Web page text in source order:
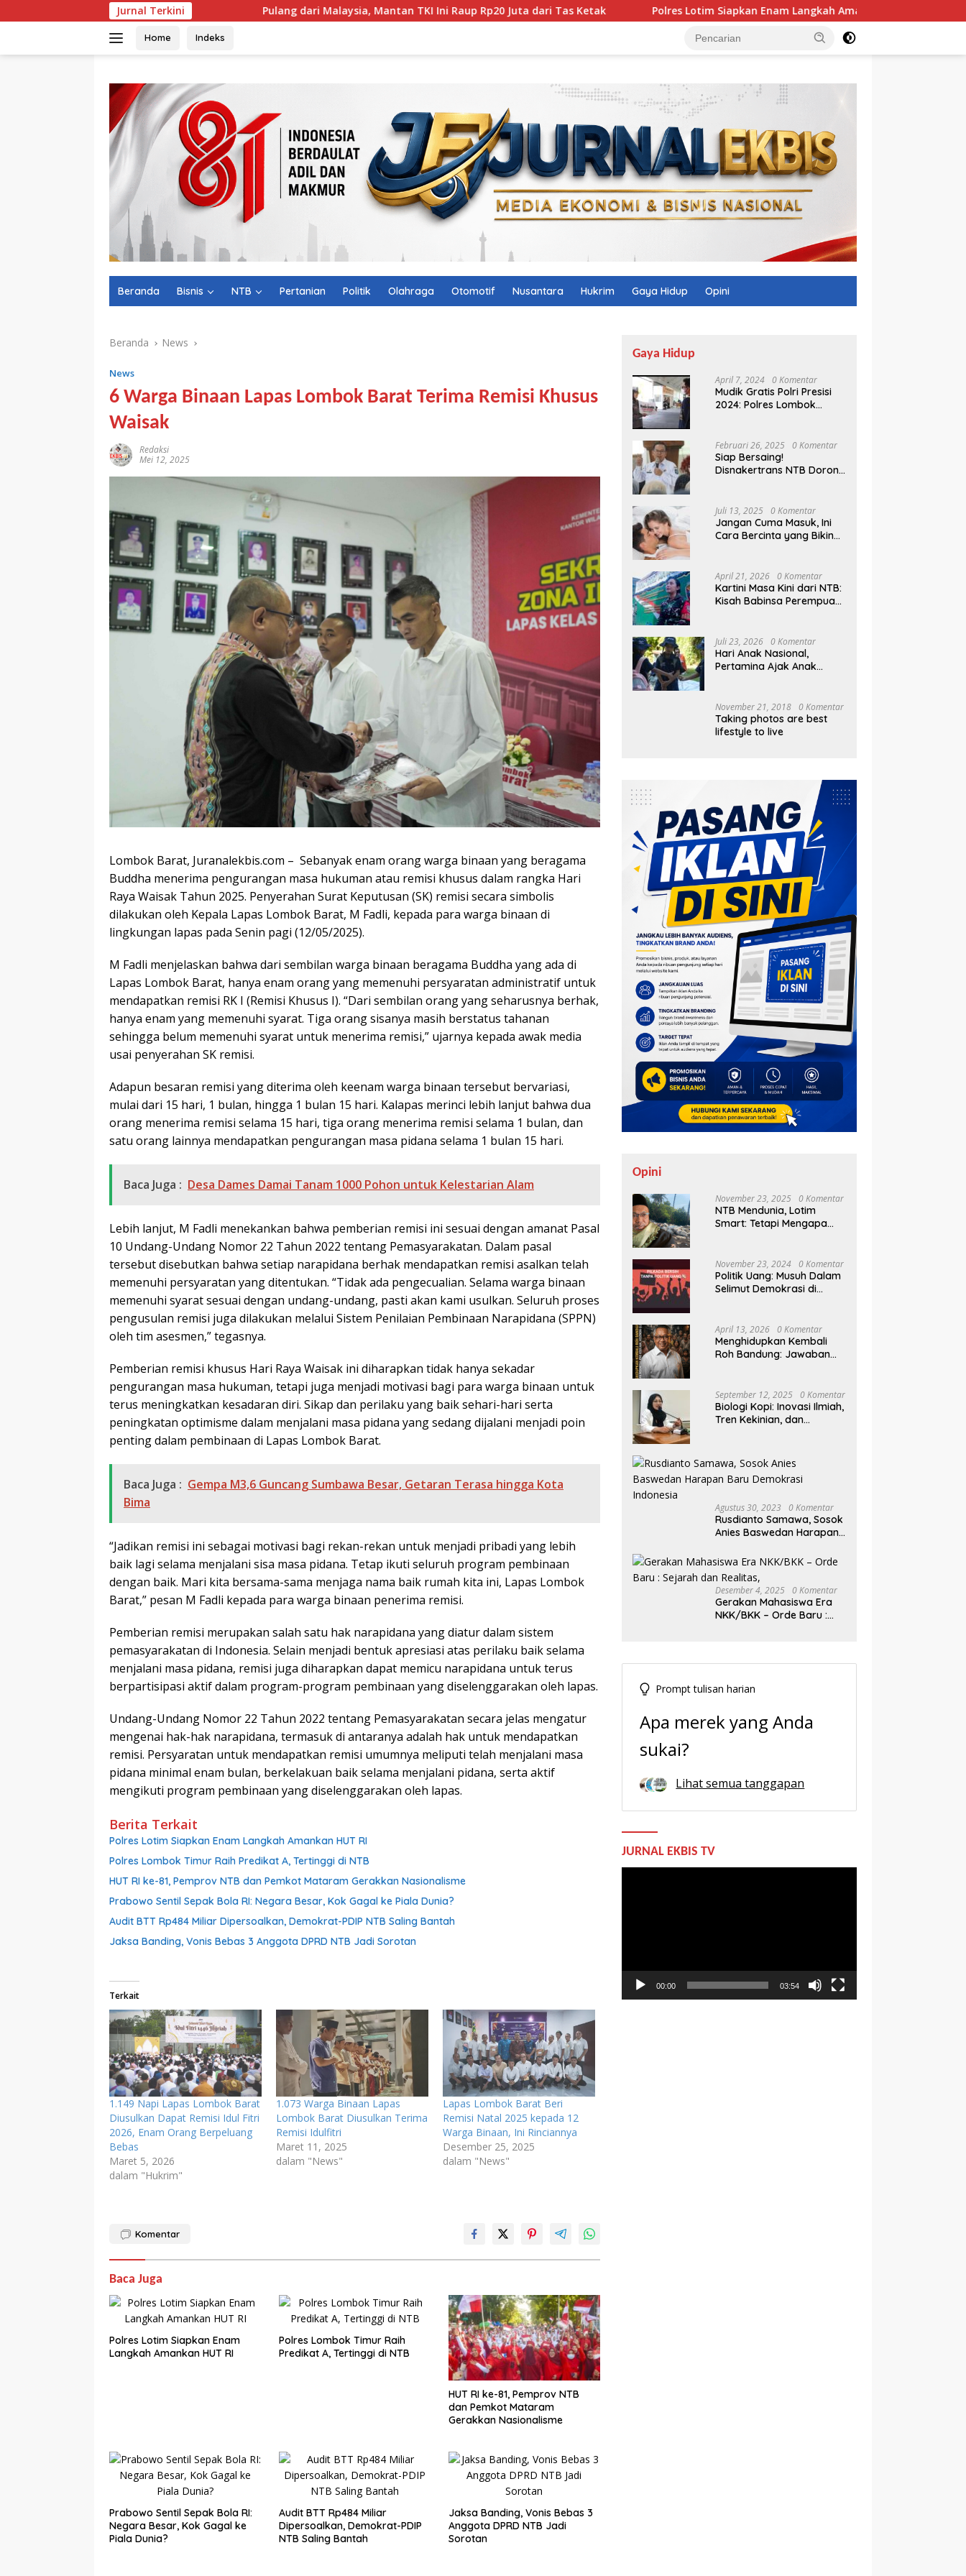
ke
Jurnal TerkiniPulang dari Malaysia, Mantan TKI Ini Raup Rp20 Juta dari Tas Ketak Polres Lotim Siapkan Enam Langkah Amankan HUT RI
Home Indeks
Beranda Bisnis NTB Pertanian Politik Olahraga Otomotif Nusantara Hukrim Gaya Hidup Opini
Beranda News
News
6 Warga Binaan Lapas Lombok Barat Terima Remisi Khusus
Waisak
Redaksi
Mei 12, 2025
Lombok Barat, Juranalekbis.com – Sebanyak enam orang warga binaan yang beragama
Buddha menerima pengurangan masa hukuman atau remisi khusus dalam rangka Hari
Raya Waisak Tahun 2025. Penyerahan Surat Keputusan (SK) remisi secara simbolis
dilakukan oleh Kepala Lapas Lombok Barat, M Fadli, kepada para warga binaan di
lingkungan lapas pada Senin pagi (12/05/2025).
M Fadli menjelaskan bahwa dari sembilan warga binaan beragama Buddha yang ada di
Lapas Lombok Barat, hanya enam orang yang memenuhi persyaratan administratif untuk
mendapatkan remisi RK I (Remisi Khusus I). “Dari sembilan orang yang seharusnya berhak,
hanya enam yang memenuhi syarat. Tiga orang sisanya masih berstatus tahanan
sehingga belum memenuhi syarat untuk menerima remisi,” ujarnya kepada awak media
usai penyerahan SK remisi.
Adapun besaran remisi yang diterima oleh keenam warga binaan tersebut bervariasi,
mulai dari 15 hari, 1 bulan, hingga 1 bulan 15 hari. Kalapas merinci lebih lanjut bahwa dua
orang menerima remisi selama 15 hari, tiga orang menerima remisi selama 1 bulan, dan
satu orang lainnya mendapatkan pengurangan masa pidana selama 1 bulan 15 hari.
Baca Juga : Desa Dames Damai Tanam 1000 Pohon untuk Kelestarian Alam
Lebih lanjut, M Fadli menekankan bahwa pemberian remisi ini sesuai dengan amanat Pasal
10 Undang-Undang Nomor 22 Tahun 2022 tentang Pemasyarakatan. Dalam pasal
tersebut disebutkan bahwa setiap narapidana berhak mendapatkan remisi asalkan telah
memenuhi persyaratan yang ditentukan. “Tidak ada pengecualian. Selama warga binaan
memenuhi syarat sesuai dengan undang-undang, pasti akan kami usulkan. Seluruh proses
pengusulan remisi juga dilakukan melalui Sistem Penilaian Pembinaan Narapidana (SPPN)
oleh tim asesmen,” tegasnya.
Pemberian remisi khusus Hari Raya Waisak ini diharapkan tidak hanya sekadar
pengurangan masa hukuman, tetapi juga menjadi motivasi bagi para warga binaan untuk
terus meningkatkan kesadaran diri. Sikap dan perilaku yang baik sehari-hari serta
peningkatan optimisme dalam menjalani masa pidana yang sedang dijalani menjadi poin
penting dalam pembinaan di Lapas Lombok Barat.
Baca Juga : Gempa M3,6 Guncang Sumbawa Besar, Getaran Terasa hingga Kota
Bima
“Jadikan remisi ini sebagai motivasi bagi rekan-rekan untuk menjadi pribadi yang lebih
baik lagi selama menjalani sisa masa pidana. Tetap ikuti seluruh program pembinaan
dengan baik. Mari kita bersama-sama menjaga nama baik rumah kita ini, Lapas Lombok
Barat,” pesan M Fadli kepada para warga binaan penerima remisi.
Pemberian remisi merupakan salah satu hak narapidana yang diatur dalam sistem
pemasyarakatan di Indonesia. Selain menjadi bentuk apresiasi atas perilaku baik selama
menjalani masa pidana, remisi juga diharapkan dapat memicu narapidana untuk terus
berpartisipasi aktif dalam program-program pembinaan yang diselenggarakan oleh lapas.
Undang-Undang Nomor 22 Tahun 2022 tentang Pemasyarakatan secara jelas mengatur
mengenai hak-hak narapidana, termasuk di antaranya adalah hak untuk mendapatkan
remisi. Persyaratan untuk mendapatkan remisi umumnya meliputi telah menjalani masa
pidana minimal enam bulan, berkelakuan baik selama menjalani pidana, serta aktif
mengikuti program pembinaan yang diselenggarakan oleh lapas.
Berita Terkait
Polres Lotim Siapkan Enam Langkah Amankan HUT RI
Polres Lombok Timur Raih Predikat A, Tertinggi di NTB
HUT RI ke-81, Pemprov NTB dan Pemkot Mataram Gerakkan Nasionalisme
Prabowo Sentil Sepak Bola RI: Negara Besar, Kok Gagal ke Piala Dunia?
Audit BTT Rp484 Miliar Dipersoalkan, Demokrat-PDIP NTB Saling Bantah
Jaksa Banding, Vonis Bebas 3 Anggota DPRD NTB Jadi Sorotan
Terkait
1.149 Napi Lapas Lombok Barat
Diusulkan Dapat Remisi Idul Fitri
2026, Enam Orang Berpeluang
Bebas
Maret 5, 2026
dalam "Hukrim"
1.073 Warga Binaan Lapas
Lombok Barat Diusulkan Terima
Remisi Idulfitri
Maret 11, 2025
dalam "News"
Lapas Lombok Barat Beri
Remisi Natal 2025 kepada 12
Warga Binaan, Ini Rinciannya
Desember 25, 2025
dalam "News"
Komentar
Baca Juga
Polres Lotim Siapkan Enam
Langkah Amankan HUT RI
Polres Lombok Timur Raih
Predikat A, Tertinggi di NTB
HUT RI ke-81, Pemprov NTB
dan Pemkot Mataram
Gerakkan Nasionalisme
Prabowo Sentil Sepak Bola RI:
Negara Besar, Kok Gagal ke
Piala Dunia?
Audit BTT Rp484 Miliar
Dipersoalkan, Demokrat-PDIP
NTB Saling Bantah
Jaksa Banding, Vonis Bebas 3
Anggota DPRD NTB Jadi
Sorotan
Gaya Hidup
April 7, 2024 0 Komentar
Mudik Gratis Polri Presisi
2024: Polres Lombok
Februari 26, 2025 0 Komentar
Siap Bersaing!
Disnakertrans NTB Dorong
Juli 13, 2025 0 Komentar
Jangan Cuma Masuk, Ini
Cara Bercinta yang Bikin
April 21, 2026 0 Komentar
Kartini Masa Kini dari NTB:
Kisah Babinsa Perempuan
Juli 23, 2026 0 Komentar
Hari Anak Nasional,
Pertamina Ajak Anak
Mangrove
November 21, 2018 0 Komentar
Taking photos are best
lifestyle to live
Opini
November 23, 2025 0 Komentar
NTB Mendunia, Lotim
Smart: Tetapi Mengapa
November 23, 2024 0 Komentar
Politik Uang: Musuh Dalam
Selimut Demokrasi di
April 13, 2026 0 Komentar
Menghidupkan Kembali
Roh Bandung: Jawaban
September 12, 2025 0 Komentar
Biologi Kopi: Inovasi Ilmiah,
Tren Kekinian, dan
Agraria
Agustus 30, 2023 0 Komentar
Rusdianto Samawa, Sosok
Anies Baswedan Harapan
Desember 4, 2025 0 Komentar
Gerakan Mahasiswa Era
NKK/BKK – Orde Baru :
Prompt tulisan harian
Apa merek yang Anda
sukai?
Lihat semua tanggapan
JURNAL EKBIS TV
00:00 03:54